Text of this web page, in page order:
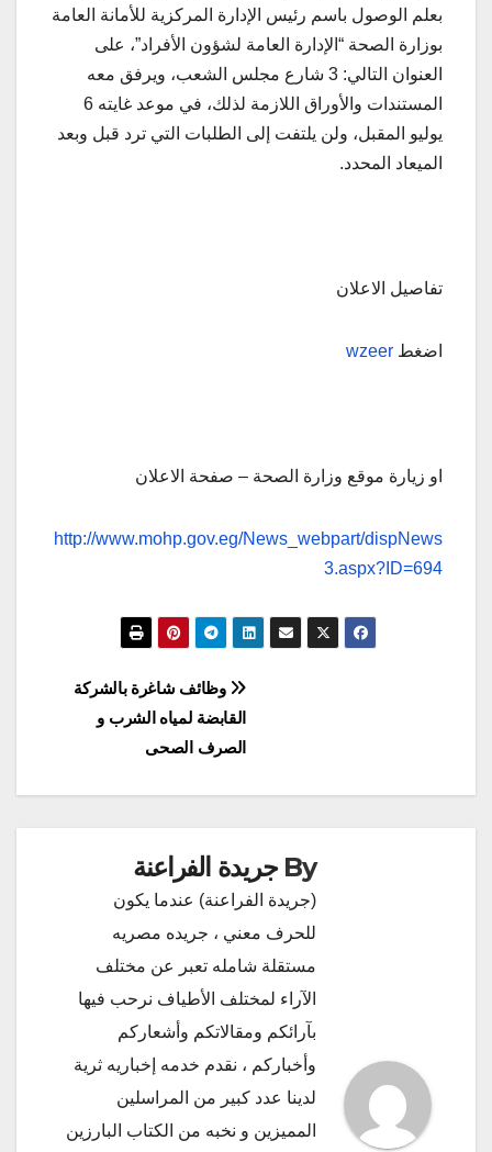
بعلم الوصول باسم رئيس الإدارة المركزية للأمانة العامة
بوزارة الصحة “الإدارة العامة لشؤون الأفراد”، على
العنوان التالي: 3 شارع مجلس الشعب، ويرفق معه
المستندات والأوراق اللازمة لذلك، في موعد غايته 6
يوليو المقبل، ولن يلتفت إلى الطلبات التي ترد قبل وبعد
الميعاد المحدد.
تفاصيل الاعلان
اضغط wzeer
او زيارة موقع وزارة الصحة – صفحة الاعلان
http://www.mohp.gov.eg/News_webpart/dispNews
3.aspx?ID=694
وظائف شاغرة بالشركة
القابضة لمياه الشرب و
الصرف الصحى
By جريدة الفراعنة
(جريدة الفراعنة) عندما يكون
للحرف معني ، جريده مصريه
مستقلة شامله تعبر عن مختلف
الآراء لمختلف الأطياف نرحب فيها
بآرائكم ومقالاتكم وأشعاركم
وأخباركم ، نقدم خدمه إخباريه ثرية
لدينا عدد كبير من المراسلين
المميزين و نخبه من الكتاب البارزين